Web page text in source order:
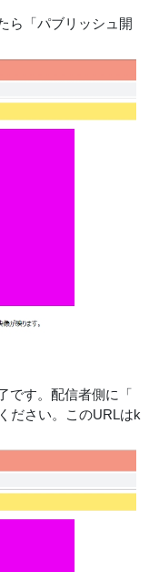
ら「パブリッシュ開
です。配信者側に「
ださい。このURLはk